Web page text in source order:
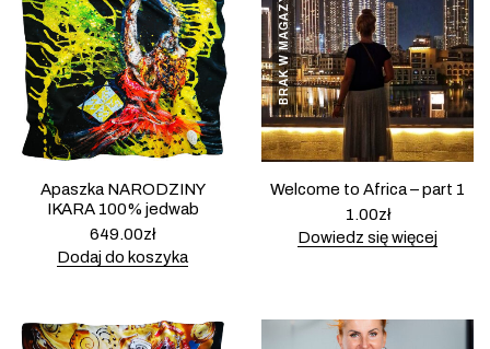
Apaszka NARODZINY
IKARA 100% jedwab
649.00zł
Dodaj do koszyka
BRAK W MAGAZYNIE
Welcome to Africa – part 1
1.00zł
Dowiedz się więcej